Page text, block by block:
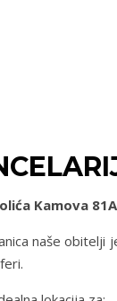
Kamova
naše obitelji